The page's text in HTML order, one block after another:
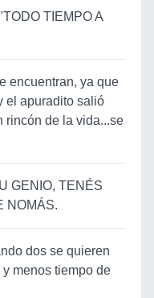
TIEMPO A
encuentran, ya que
el apuradito salió
rincón de la vida...se
GENIO, TENÉS
NOMÁS.
dos se quieren
menos tiempo de